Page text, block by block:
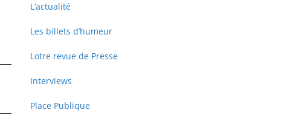
L’actualité
Les billets d’humeur
Lotre revue de Presse
Interviews
Place Publique